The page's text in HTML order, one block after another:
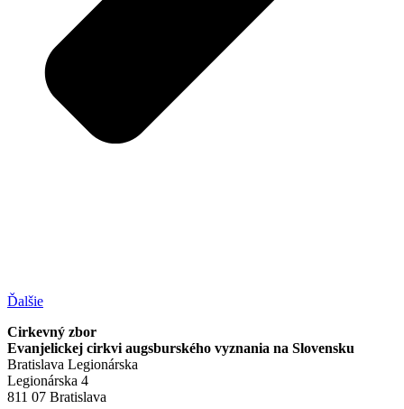
Ďalšie
Cirkevný zbor
Evanjelickej cirkvi augsburského vyznania na Slovensku
Bratislava Legionárska
Legionárska 4
811 07 Bratislava